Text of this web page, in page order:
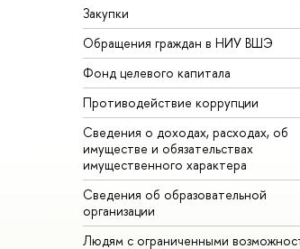
Закупки
Обращения граждан в НИУ ВШЭ
Фонд целевого капитала
Противодействие коррупции
Сведения о доходах, расходах, об
имуществе и обязательствах
имущественного характера
Сведения об образовательной
организации
Людям с ограниченными